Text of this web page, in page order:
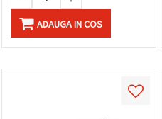
ADAUGA IN COS